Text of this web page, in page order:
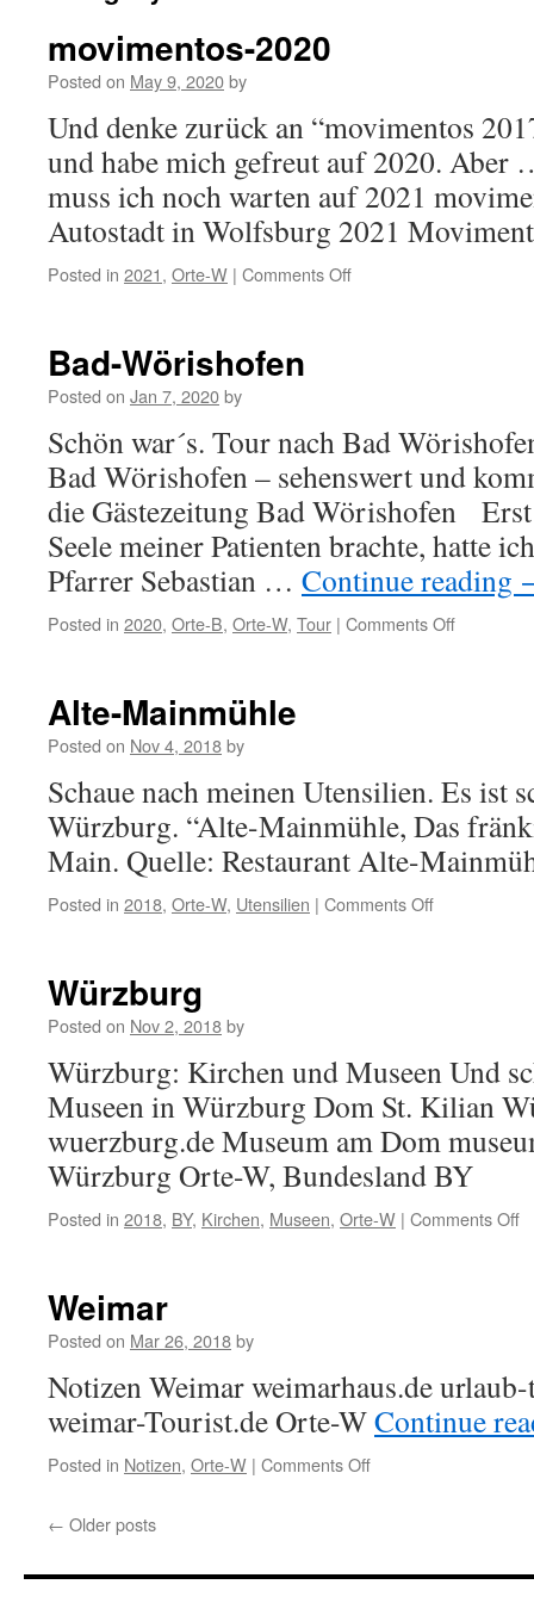
movimentos-2020
Posted on May 9, 2020by
Und denke zurück an “movimentos
und habe mich gefreut auf 2020. Aber
muss ich noch warten auf 2021
Autostadt in Wolfsburg 2021
Posted in 2021, Orte-W | Comments Off
Bad-Wörishofen
Posted on Jan 7, 2020by
Schön war´s. Tour nach Bad
Bad Wörishofen – sehenswert und
die Gästezeitung Bad Wörishofen
Seele meiner Patienten brachte, hatte
Pfarrer Sebastian … Continue reading
Posted in 2020, Orte-B, Orte-W, Tour | Comments Off
Alte-Mainmühle
Posted on Nov 4, 2018by
Schaue nach meinen Utensilien. Es ist
Würzburg. “Alte-Mainmühle, Das
Main. Quelle: Restaurant Alte-
Posted in 2018, Orte-W, Utensilien | Comments Off
Würzburg
Posted on Nov 2, 2018by
Würzburg: Kirchen und Museen Und
Museen in Würzburg Dom St. Kilian
wuerzburg.de Museum am Dom
Würzburg Orte-W, Bundesland BY
Posted in 2018, BY, Kirchen, Museen, Orte-W | Comments Off
Weimar
Posted on Mar 26, 2018by
Notizen Weimar weimarhaus.de
weimar-Tourist.de Orte-WContinue
Posted in Notizen, Orte-W | Comments Off
← Older posts